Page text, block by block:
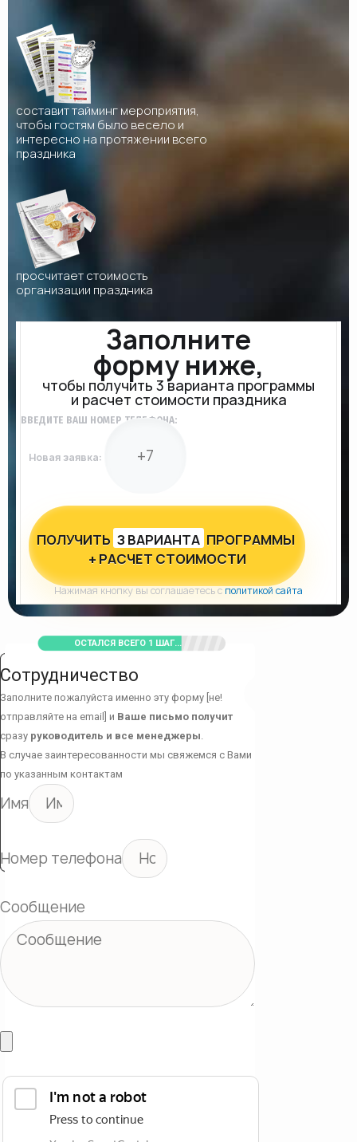
составит тайминг мероприятия,
чтобы гостям было весело и
интересно на протяжении всего
праздника
просчитает стоимость
организации праздника
Заполните
форму ниже,
чтобы получить 3 варианта программы
и расчет стоимости праздника
ВВЕДИТЕ ВАШ НОМЕР ТЕЛЕФОНА:
Новая заявка:
ПОЛУЧИТЬ З ВАРИАНТА ПРОГРАММЫ
+ РАСЧЕТ СТОИМОСТИ
Нажимая кнопку вы соглашаетесь сполитикой сайта
ОСТАЛСЯ ВСЕГО 1 ШАГ...
Сотрудничество
Заполните пожалуйста именно эту форму [не!
отправляйте на email] и Ваше письмо получит
сразу руководитель и все менеджеры.
В случае заинтересованности мы свяжемся с Вами
по указанным контактам
Имя
Номер телефона
Сообщение